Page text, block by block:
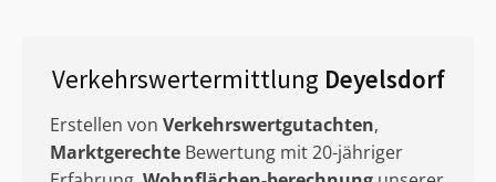
Verkehrswertermittlung Deyelsdorf
Erstellen von Verkehrswertgutachten,
Marktgerechte Bewertung mit 20-jähriger